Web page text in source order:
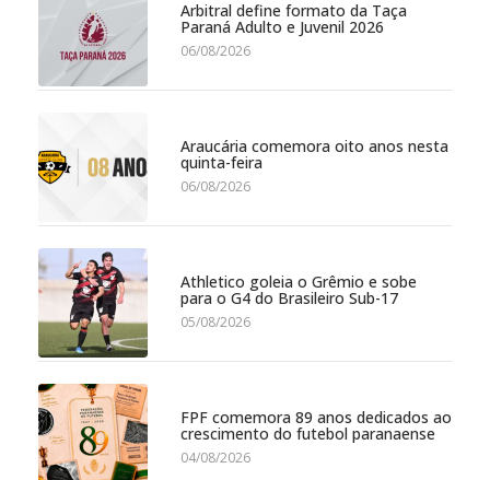
Arbitral define formato da Taça
Paraná Adulto e Juvenil 2026
06/08/2026
Araucária comemora oito anos nesta
quinta-feira
06/08/2026
Athletico goleia o Grêmio e sobe
para o G4 do Brasileiro Sub-17
05/08/2026
FPF comemora 89 anos dedicados ao
crescimento do futebol paranaense
04/08/2026